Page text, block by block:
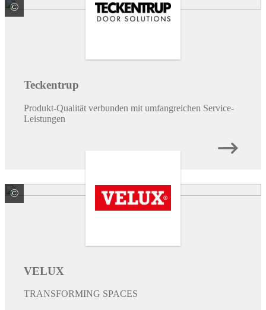
© Teckentrup GmbH & Co. KG
Teckentrup
Produkt-Qualität verbunden mit umfangreichen Service-
Leistungen
© VELUX Deutschland GmbH
VELUX
TRANSFORMING SPACES